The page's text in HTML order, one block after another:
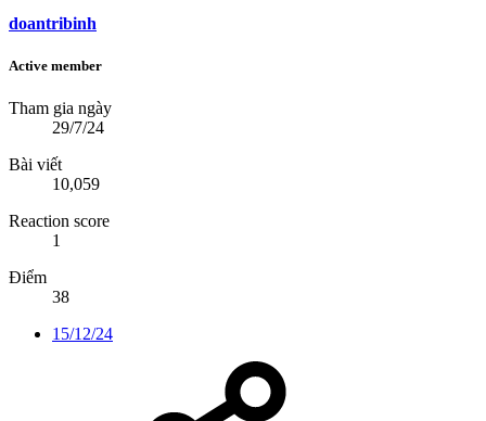
doantribinh
Active member
Tham gia ngày
29/7/24
Bài viết
10,059
Reaction score
1
Điểm
38
15/12/24